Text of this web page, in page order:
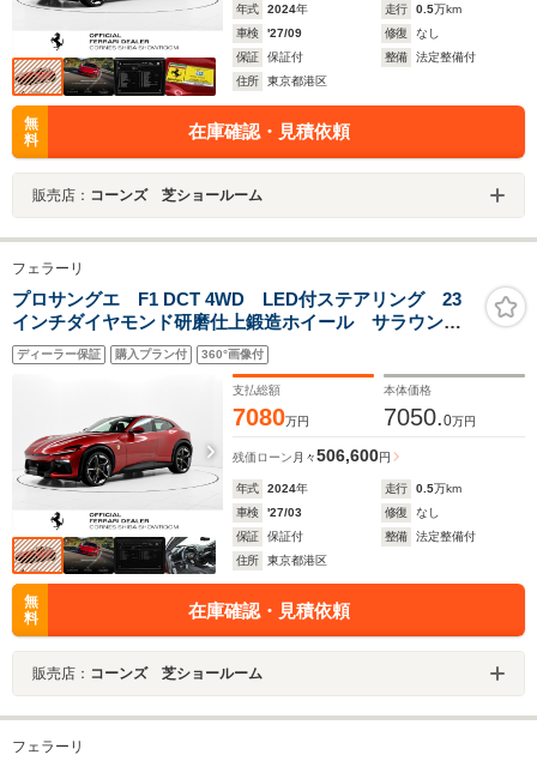
年式 2024年 走行 0.5万km
車検
'27/09 修復
なし
保証
保証付 整備
法定整備付
住所
東京都港区
無
料
在庫確認・見積依頼
販売店： コーンズ 芝ショールーム
フェラーリ
プロサングエ F1 DCT 4WD LED付ステアリング 23
インチダイヤモンド研磨仕上鍛造ホイール サラウンド
ビューカメラ カーペット刺繍
ディーラー保証 購入プラン付 360°画像付
支払総額
7080万円
本体価格
7050.0万円
残価ローン 月々506,600円
年式 2024年 走行 0.5万km
車検
'27/03 修復
なし
保証
保証付 整備
法定整備付
住所
東京都港区
無
料
在庫確認・見積依頼
販売店： コーンズ 芝ショールーム
フェラーリ